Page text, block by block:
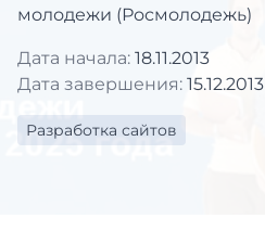
молодежи (Росмолодежь)
Дата начала: 18.11.2013
Дата завершения: 15.12.2013
Разработка сайтов